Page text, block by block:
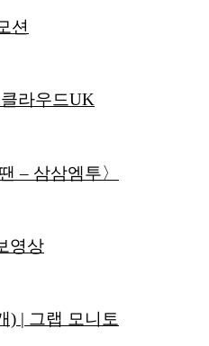
션
라우드UK
– 삼삼엠투〉
영상
) | 그랩 모니토